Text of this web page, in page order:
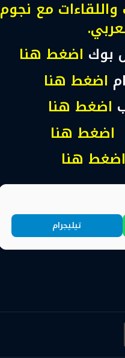
مع نجوم
بوك اضغط هنا
اضغط هنا
اضغط هنا
اضغط هنا
اضغط هنا
تيليجرام
طباعة